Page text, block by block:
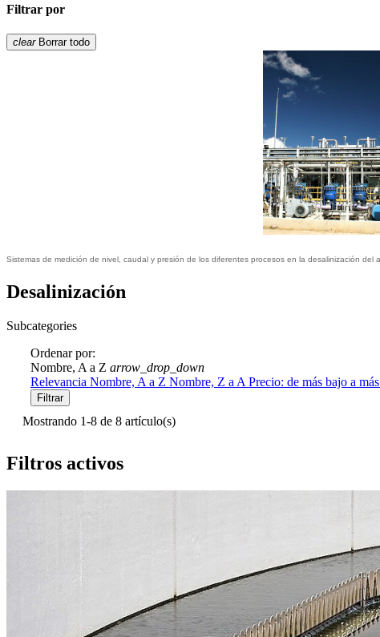
Filtrar por
clear Borrar todo
Sistemas de medición de nivel, caudal y presión de los diferentes procesos en la desalinización
Desalinización
Subcategories
Ordenar por:
Nombre, A a Z arrow_drop_down
Relevancia Nombre, A a Z Nombre, Z a A Precio: de más bajo a
Filtrar
Mostrando 1-8 de 8 artículo(s)
Filtros activos